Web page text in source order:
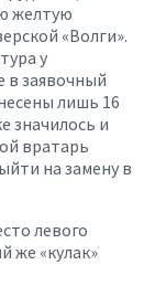
желтую
«Волги».
у
в заявочный
лишь 16
значилось и
вратарь
на замену в
левого
же «кулак»